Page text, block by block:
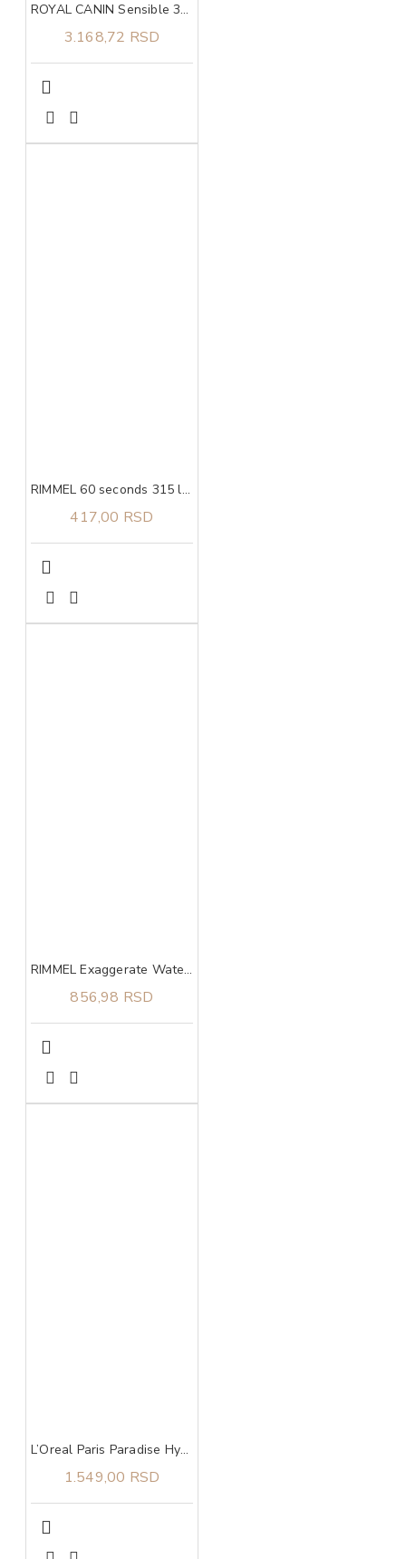
ROYAL CANIN Sensible 33 2kg
3.168,72 RSD
RIMMEL 60 seconds 315 lak za nokte 8ml
417,00 RSD
RIMMEL Exaggerate Waterproof 003 Tecni ajlajner
856,98 RSD
L’Oreal Paris Paradise Hyaluron Tint serum za usne u boji 601 Worth It
1.549,00 RSD